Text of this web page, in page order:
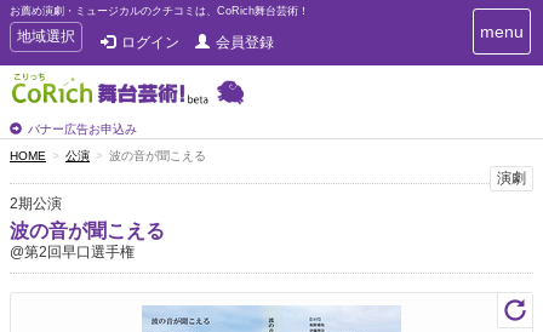
お薦め演劇・ミュージカルのクチコミは、CoRich舞台芸術！
T
o
g
g
e
n
a
v
i
g
a
地域選択 ログイン 会員登録
バナー広告お申込み
T
o
g
a
menu
HOME 公演 波の音が聞こえる
演劇
2期公演
波の音が聞こえる
@第2回早口選手権